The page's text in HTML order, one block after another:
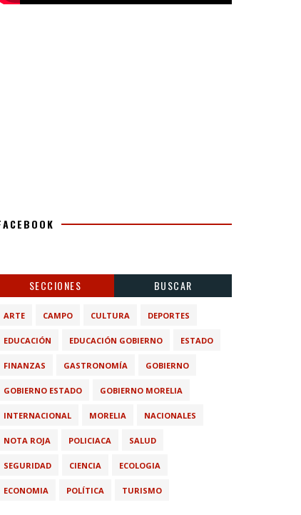
SECCIONES BUSCAR
ARTE CAMPO CULTURA DEPORTES
EDUCACIÓN EDUCACIÓN GOBIERNO ESTADO
FINANZAS GASTRONOMÍA GOBIERNO
GOBIERNO ESTADO GOBIERNO MORELIA
INTERNACIONAL MORELIA NACIONALES
NOTA ROJA POLICIACA SALUD
SEGURIDAD CIENCIA ECOLOGIA
ECONOMIA POLÍTICA TURISMO